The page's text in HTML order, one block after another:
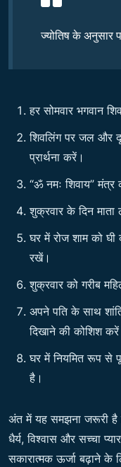
ज्योतिष के अनुसार
हर सोमवार भगवान
शिवलिंग पर जल और
प्रार्थना करें।
“ॐ नमः शिवाय”
शुक्रवार के दिन माता
घर में रोज शाम को घी
रखें।
शुक्रवार को गरीब
अपने पति के साथ
दिखाने की कोशिश
घर में नियमित रूप से
है।
अंत में यह समझना जरूरी है
धैर्य, विश्वास और सच्चा
सकारात्मक ऊर्जा बढ़ाने के